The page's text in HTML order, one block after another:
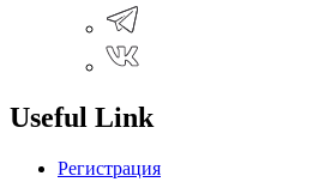
Useful Link
Регистрация